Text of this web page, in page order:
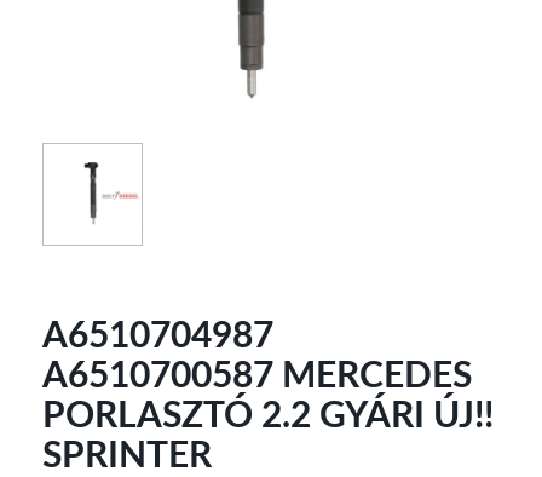
A6510704987
A6510700587 MERCEDES
PORLASZTÓ 2.2 GYÁRI ÚJ!!
SPRINTER